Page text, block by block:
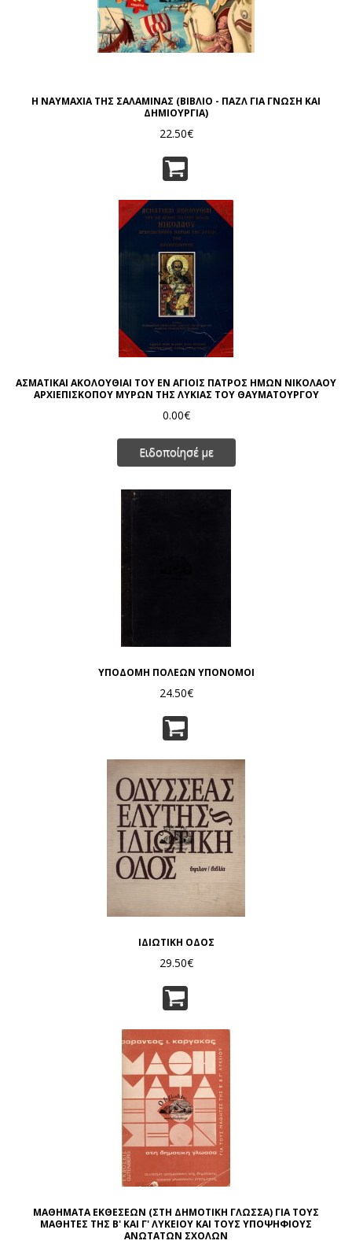
Η ΝΑΥΜΑΧΙΑ ΤΗΣ ΣΑΛΑΜΙΝΑΣ (ΒΙΒΛΙΟ - ΠΑΖΛ ΓΙΑ ΓΝΩΣΗ ΚΑΙ
ΔΗΜΙΟΥΡΓΙΑ)
22.50€
ΑΣΜΑΤΙΚΑΙ ΑΚΟΛΟΥΘΙΑΙ ΤΟΥ ΕΝ ΑΓΙΟΙΣ ΠΑΤΡΟΣ ΗΜΩΝ ΝΙΚΟΛΑΟΥ
ΑΡΧΙΕΠΙΣΚΟΠΟΥ ΜΥΡΩΝ ΤΗΣ ΛΥΚΙΑΣ ΤΟΥ ΘΑΥΜΑΤΟΥΡΓΟΥ
0.00€
Ειδοποίησέ με
ΥΠΟΔΟΜΗ ΠΟΛΕΩΝ ΥΠΟΝΟΜΟΙ
24.50€
ΙΔΙΩΤΙΚΗ ΟΔΟΣ
29.50€
ΜΑΘΗΜΑΤΑ ΕΚΘΕΣΕΩΝ (ΣΤΗ ΔΗΜΟΤΙΚΗ ΓΛΩΣΣΑ) ΓΙΑ ΤΟΥΣ
ΜΑΘΗΤΕΣ ΤΗΣ Β' ΚΑΙ Γ' ΛΥΚΕΙΟΥ ΚΑΙ ΤΟΥΣ ΥΠΟΨΗΦΙΟΥΣ
ΑΝΩΤΑΤΩΝ ΣΧΟΛΩΝ